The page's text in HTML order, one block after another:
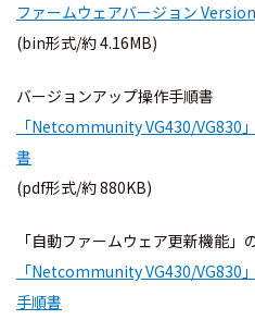
ファームウェアバージョン
(bin形式/約 4.16MB)
バージョンアップ操作手順書
「Netcommunity VG430/
書
(pdf形式/約 880KB)
「自動ファームウェア更新機能」
「Netcommunity VG430/
手順書